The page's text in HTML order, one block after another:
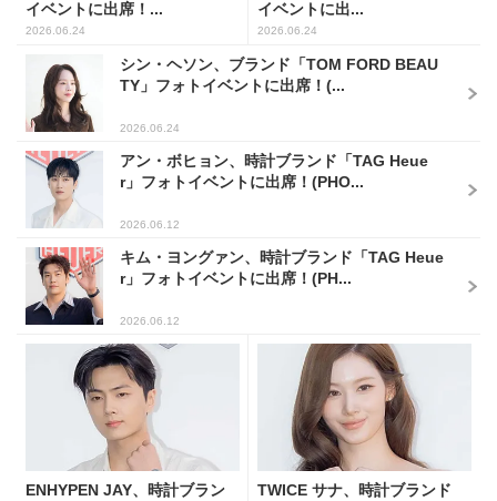
イベントに出席！...
2026.06.24
イベントに出...
2026.06.24
シン・ヘソン、ブランド「TOM FORD BEAU
TY」フォトイベントに出席！(...
2026.06.24
アン・ボヒョン、時計ブランド「TAG Heue
r」フォトイベントに出席！(PHO...
2026.06.12
キム・ヨングァン、時計ブランド「TAG Heue
r」フォトイベントに出席！(PH...
2026.06.12
ENHYPEN JAY、時計ブラン
TWICE サナ、時計ブランド